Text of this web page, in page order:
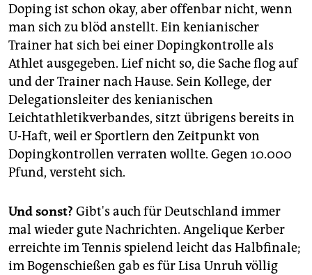
Doping ist schon okay, aber offenbar nicht, wenn
man sich zu blöd anstellt. Ein kenianischer
Trainer hat sich bei einer Dopingkontrolle als
Athlet ausgegeben. Lief nicht so, die Sache flog auf
und der Trainer nach Hause. Sein Kollege, der
Delegationsleiter des kenianischen
Leichtathletikverbandes, sitzt übrigens bereits in
U-Haft, weil er Sportlern den Zeitpunkt von
Dopingkontrollen verraten wollte. Gegen 10.000
Pfund, versteht sich.
Und sonst? Gibt's auch für Deutschland immer
mal wieder gute Nachrichten. Angelique Kerber
erreichte im Tennis spielend leicht das Halbfinale;
im Bogenschießen gab es für Lisa Unruh völlig